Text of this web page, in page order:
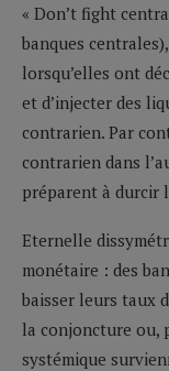
« Don’t fight
banques
lorsqu’elles ont
et d’injecter des
contrarien. Par
contrarien dans
préparent à durcir
Eternelle
monétaire : des
baisser leurs taux
la conjoncture ou,
systémique